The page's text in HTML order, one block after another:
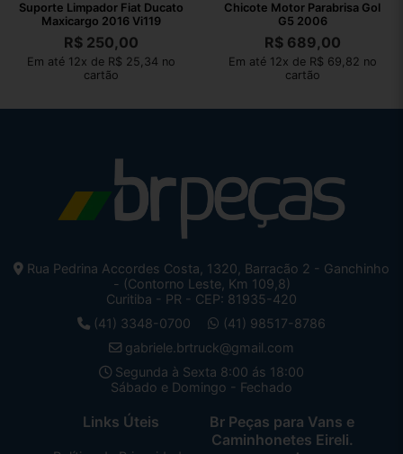
Suporte Limpador Fiat Ducato
Maxicargo 2016 Vi119
R$250,00
Em até 12x de R$ 25,34 no
cartão
Chicote Motor Parabrisa Gol
G5 2006
R$689,00
Em até 12x de R$ 69,82 no
cartão
Rua Pedrina Accordes Costa, 1320, Barracão 2 - Ganchinho
- (Contorno Leste, Km 109,8)
Curitiba - PR - CEP: 81935-420
(41) 3348-0700
(41) 98517-8786
gabriele.brtruck@gmail.com
Segunda à Sexta 8:00 ás 18:00
Sábado e Domingo - Fechado
Links Úteis
Br Peças para Vans e
Caminhonetes Eireli.